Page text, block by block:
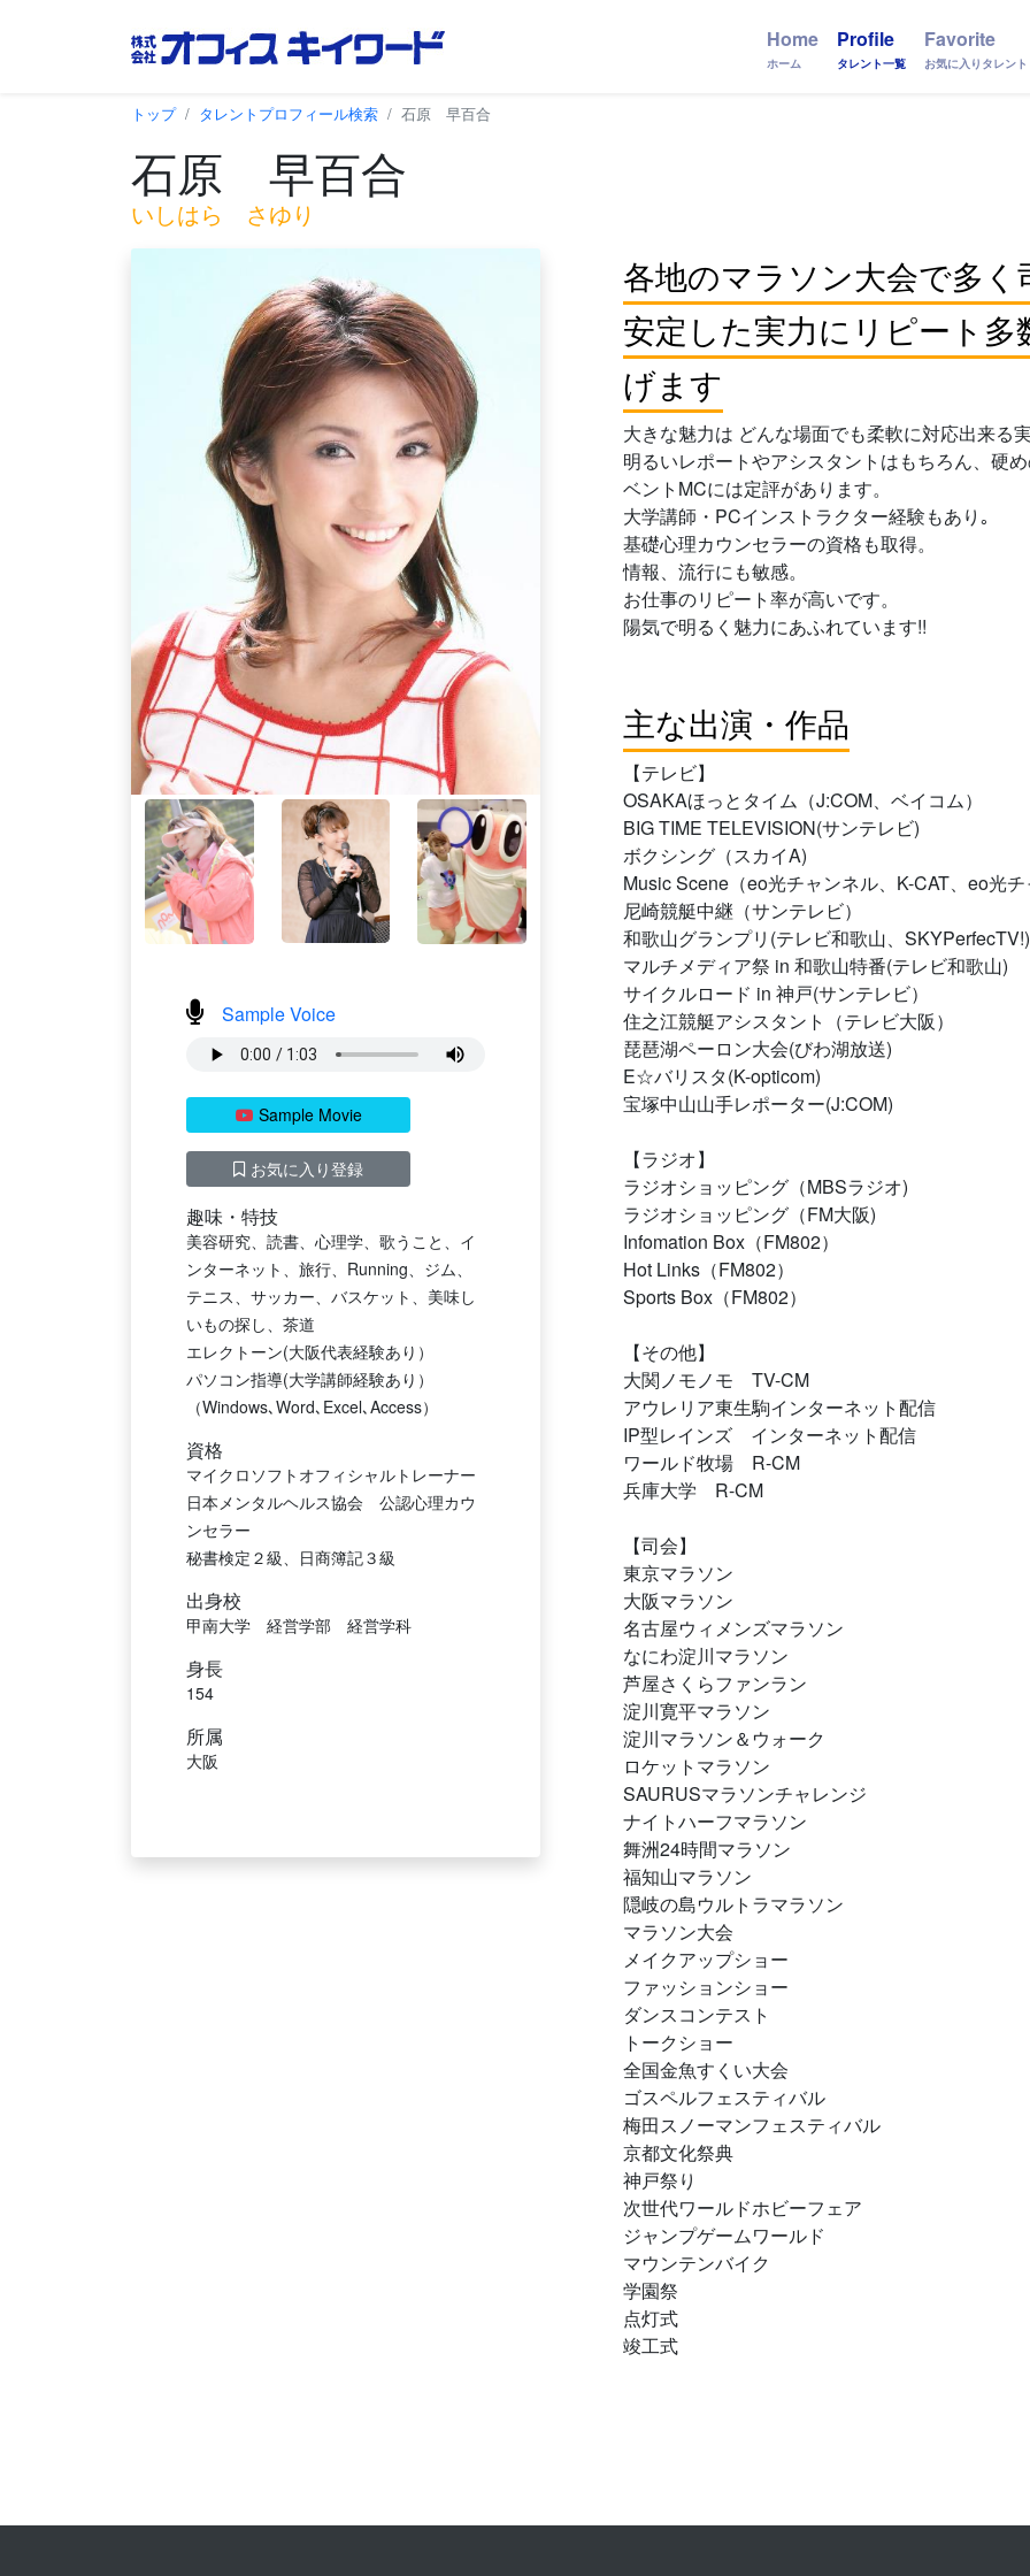
Home
ホーム
Profile
タレント一覧
Favorite
お気に入りタレント
トップ タレントプロフィール検索 石原 早百合
石原 早百合
いしはら さゆり
Sample Voice
Sample Movie
お気に入り登録
趣味・特技
美容研究、読書、心理学、歌うこと、イ
ンターネット、旅行、Running、ジム、
テニス、サッカー、バスケット、美味し
いもの探し、茶道
エレクトーン(大阪代表経験あり）
パソコン指導(大学講師経験あり）
（Windows､Word､Excel､Access）
資格
マイクロソフトオフィシャルトレーナー
日本メンタルヘルス協会 公認心理カウ
ンセラー
秘書検定２級、日商簿記３級
出身校
甲南大学 経営学部 経営学科
身長
154
所属
大阪
各地のマラソン大会で多く
安定した実力にリピート
げます
大きな魅力は どんな場面でも柔軟に対応出来る
明るいレポートやアシスタントはもちろん、硬
ベントMCには定評があります。
大学講師・PCインストラクター経験もあり｡
基礎心理カウンセラーの資格も取得。
情報、流行にも敏感。
お仕事のリピート率が高いです。
陽気で明るく魅力にあふれています!!
主な出演・作品
【テレビ】
OSAKAほっとタイム（J:COM、ベイコム）
BIG TIME TELEVISION(サンテレビ)
ボクシング（スカイA)
Music Scene（eo光チャンネル、K-CAT、eo光チ
尼崎競艇中継（サンテレビ）
和歌山グランプリ(テレビ和歌山、SKYPerfecTV!)
マルチメディア祭 in 和歌山特番(テレビ和歌山)
サイクルロード in 神戸(サンテレビ）
住之江競艇アシスタント（テレビ大阪）
琵琶湖ペーロン大会(びわ湖放送)
E☆バリスタ(K-opticom)
宝塚中山山手レポーター(J:COM)
【ラジオ】
ラジオショッピング（MBSラジオ)
ラジオショッピング（FM大阪)
Infomation Box（FM802）
Hot Links（FM802）
Sports Box（FM802）
【その他】
大関ノモノモ TV-CM
アウレリア東生駒インターネット配信
IP型レインズ インターネット配信
ワールド牧場 R-CM
兵庫大学 R-CM
【司会】
東京マラソン
大阪マラソン
名古屋ウィメンズマラソン
なにわ淀川マラソン
芦屋さくらファンラン
淀川寛平マラソン
淀川マラソン＆ウォーク
ロケットマラソン
SAURUSマラソンチャレンジ
ナイトハーフマラソン
舞洲24時間マラソン
福知山マラソン
隠岐の島ウルトラマラソン
マラソン大会
メイクアップショー
ファッションショー
ダンスコンテスト
トークショー
全国金魚すくい大会
ゴスペルフェスティバル
梅田スノーマンフェスティバル
京都文化祭典
神戸祭り
次世代ワールドホビーフェア
ジャンプゲームワールド
マウンテンバイク
学園祭
点灯式
竣工式